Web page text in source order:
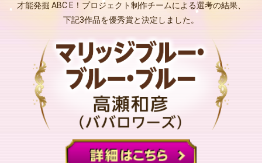
才能発掘 ABC E！プロジェクト制作チームによる選考の結果、
下記3作品を優秀賞と決定しました。